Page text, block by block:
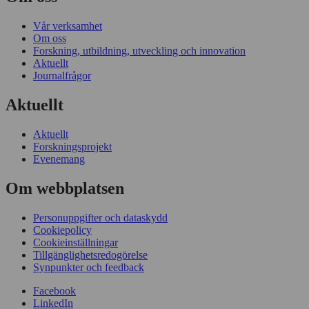
Vår verksamhet
Om oss
Forskning, utbildning, utveckling och innovation
Aktuellt
Journalfrågor
Aktuellt
Aktuellt
Forskningsprojekt
Evenemang
Om webbplatsen
Personuppgifter och dataskydd
Cookiepolicy
Cookieinställningar
Tillgänglighetsredogörelse
Synpunkter och feedback
Facebook
LinkedIn